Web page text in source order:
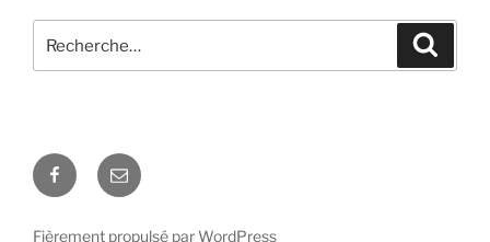
pour
Facebook
E-
mail
Fièrement propulsé par WordPress